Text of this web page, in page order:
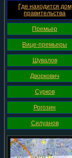
Где находится дом
правительства
Премьер
Вице-премьеры
Шувалов
Дворкович
Сурков
Рогозин
Силуанов